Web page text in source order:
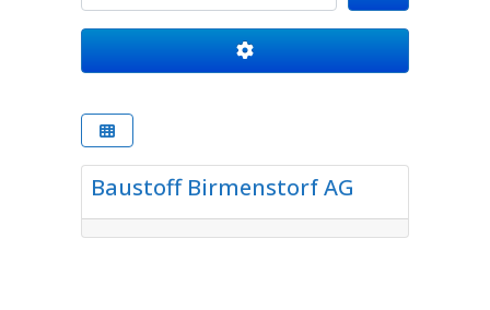
Advanced Filters
Aquakulturen
Baustoff Birmenstorf AG